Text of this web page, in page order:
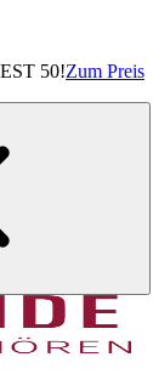
50!Zum Preis